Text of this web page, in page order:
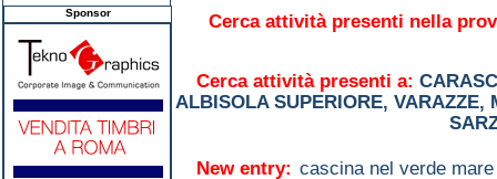
Cerca attività presenti nella
Cerca attività presenti a:
ALBISOLA SUPERIORE, VARAZZE,
New entry: cascina nel verde
Sponsor